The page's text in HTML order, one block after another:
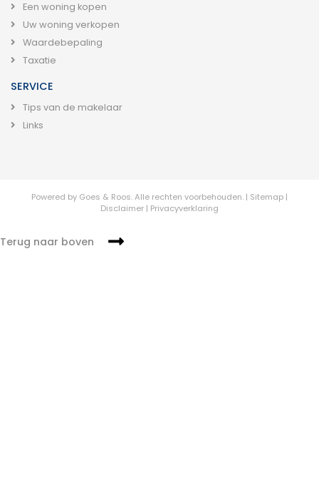
Een woning kopen
Uw woning verkopen
Waardebepaling
Taxatie
SERVICE
Tips van de makelaar
Links
Powered by Goes & Roos.Alle rechten voorbehouden. | Sitemap |
Disclaimer | Privacyverklaring